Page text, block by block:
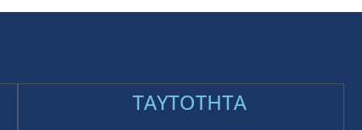
TAYTOTHTA